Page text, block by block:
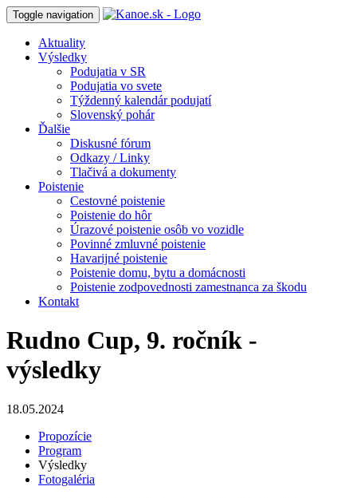
Toggle navigation
Aktuality
Výsledky
Podujatia v SR
Podujatia vo svete
Týždenný kalendár podujatí
Slovenský pohár
Ďalšie
Diskusné fórum
Odkazy / Linky
Tlačivá a dokumenty
Poistenie
Cestovné poistenie
Poistenie do hôr
Úrazové poistenie osôb vo vozidle
Povinné zmluvné poistenie
Havarijné poistenie
Poistenie domu, bytu a domácnosti
Poistenie zodpovednosti zamestnanca za škodu
Kontakt
Rudno Cup, 9. ročník -
výsledky
18.05.2024
Propozície
Program
Výsledky
Fotogaléria